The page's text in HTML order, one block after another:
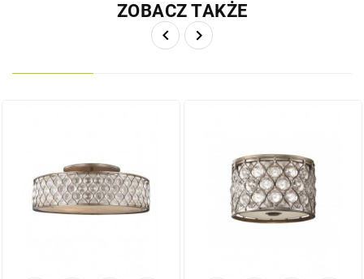
ZOBACZ TAKŻE
 